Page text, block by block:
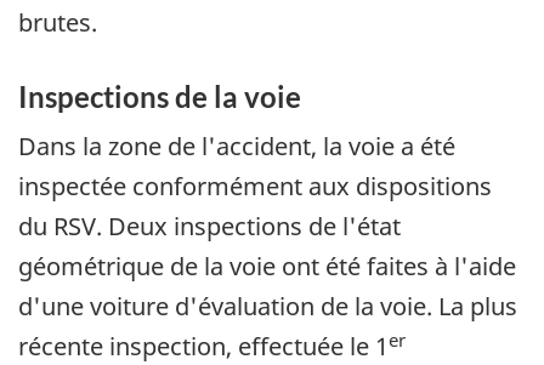
brutes.
Inspections de la voie
Dans la zone de l'accident, la voie a été
inspectée conformément aux dispositions
du RSV. Deux inspections de l'état
géométrique de la voie ont été faites à l'aide
d'une voiture d'évaluation de la voie. La plus
récente inspection, effectuée le 1 er